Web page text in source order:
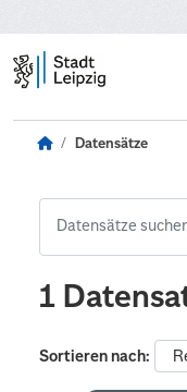
Datensätze
1
Sortieren nach